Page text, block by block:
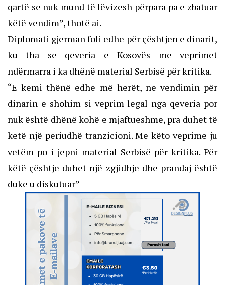
qartë se nuk mund të lëvizesh përpara pa e zbatuar
këtë vendim”, thotë ai.
Diplomati gjerman foli edhe për çështjen e dinarit,
ku tha se qeveria e Kosovës me veprimet
ndërmarra i ka dhënë material Serbisë për kritika.
“E kemi thënë edhe më herët, ne vendimin për
dinarin e shohim si veprim legal nga qeveria por
nuk është dhënë kohë e mjaftueshme, pra duhet të
ketë një periudhë tranzicioni. Me këto veprime ju
vetëm po i jepni material Serbisë për kritika. Për
këtë çështje duhet një zgjidhje dhe prandaj është
duke u diskutuar”